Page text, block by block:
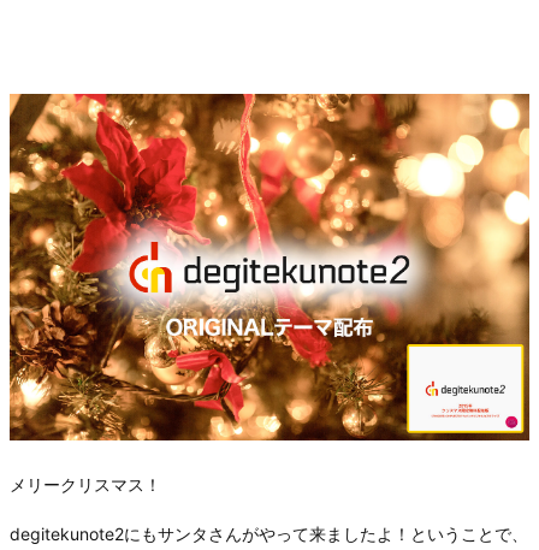
メリークリスマス！
degitekunote2にもサンタさんがやって来ましたよ！ということで、